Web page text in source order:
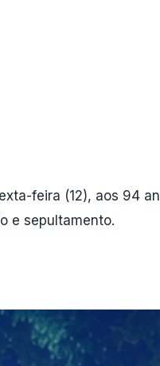
feira (12), aos 94
e sepultamento.